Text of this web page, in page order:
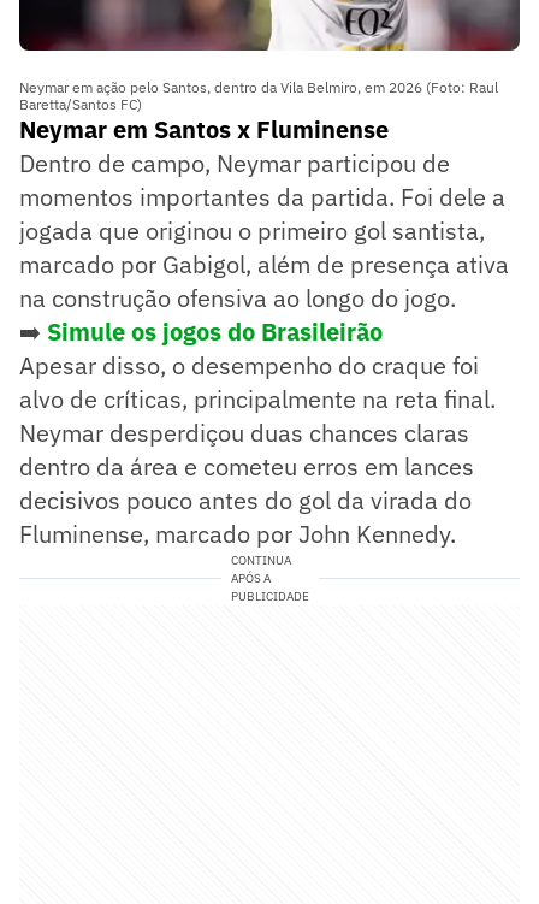
Neymar em ação pelo Santos, dentro da Vila Belmiro, em 2026 (Foto: Raul
Baretta/Santos FC)
Neymar em Santos x Fluminense
Dentro de campo, Neymar participou de
momentos importantes da partida. Foi dele a
jogada que originou o primeiro gol santista,
marcado por Gabigol, além de presença ativa
na construção ofensiva ao longo do jogo.
➡️ Simule os jogos do Brasileirão
Apesar disso, o desempenho do craque foi
alvo de críticas, principalmente na reta final.
Neymar desperdiçou duas chances claras
dentro da área e cometeu erros em lances
decisivos pouco antes do gol da virada do
Fluminense, marcado por John Kennedy.
CONTINUA
APÓS A
PUBLICIDADE